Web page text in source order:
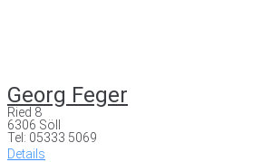
Georg Feger
Ried 8
6306 Söll
Tel: 05333 5069
Details